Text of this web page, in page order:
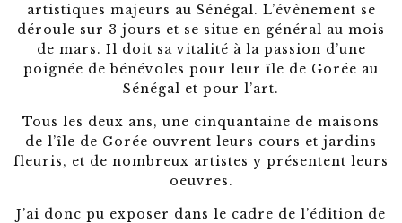
artistiques majeurs au Sénégal. L’évènement se
déroule sur 3 jours et se situe en général au mois
de mars. Il doit sa vitalité à la passion d’une
poignée de bénévoles pour leur île de Gorée au
Sénégal et pour l’art.
Tous les deux ans, une cinquantaine de maisons
de l’île de Gorée ouvrent leurs cours et jardins
fleuris, et de nombreux artistes y présentent leurs
oeuvres.
J’ai donc pu exposer dans le cadre de l’édition de